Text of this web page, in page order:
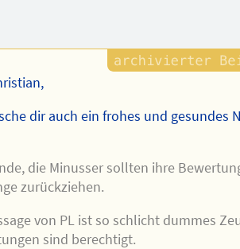
dir auch ein frohes und gesundes
die Minusser sollten ihre
zurückziehen.
von PL ist so schlicht dummes
sind berechtigt.